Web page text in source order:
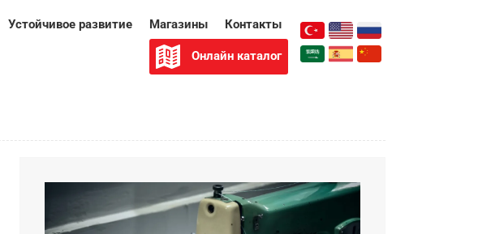
Устойчивое развитие Магазины Контакты
Онлайн каталог